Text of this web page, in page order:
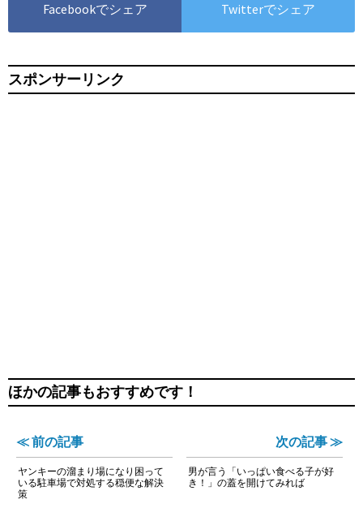
Facebookでシェア Twitterでシェア
スポンサーリンク
ほかの記事もおすすめです！
≪ 前の記事
ヤンキーの溜まり場になり困って
いる駐車場で対処する穏便な解決
策
次の記事 ≫
男が言う「いっぱい食べる子が好
き！」の蓋を開けてみれば